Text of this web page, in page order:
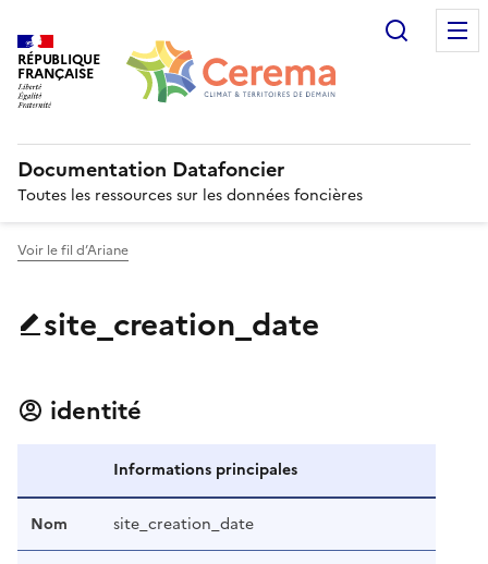
RÉPUBLIQUE
FRANÇAISE
Documentation Datafoncier
Toutes les ressources sur les données foncières
Voir le fil d’Ariane
site_creation_date
identité
Informations principales
Nom site_creation_date